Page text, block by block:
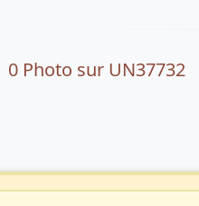
0 Photo sur UN37732